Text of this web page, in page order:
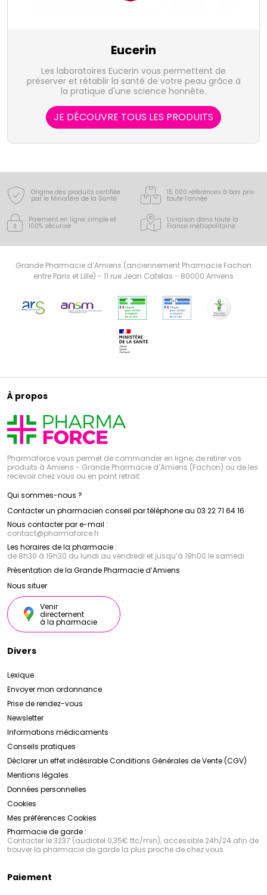
Eucerin
Les laboratoires Eucerin vous permettent de
préserver et rétablir la santé de votre peau grâce à
la pratique d'une science honnête.
JE DÉCOUVRE TOUS LES PRODUITS
Origine des produits certifiée
par le Ministère de la Santé
15 000 références à bas prix
toute l’année
Paiement en ligne simple et
100% sécurisé
Livraison dans toute la
France métropolitaine
Grande Pharmacie d’Amiens (anciennement Pharmacie Fachon
entre Paris et Lille) - 11 rue Jean Catelas - 80000 Amiens
À propos
Pharmaforce vous permet de commander en ligne, de retirer vos
produits à Amiens - Grande Pharmacie d’Amiens (Fachon) ou de les
recevoir chez vous ou en point retrait
Qui sommes-nous ?
Contacter un pharmacien conseil par téléphone au 03 22 71 64 16
Nous contacter par e-mail :
contact@pharmaforce.fr
Les horaires de la pharmacie :
de 8h30 à 19h30 du lundi au vendredi et jusqu’à 19h00 le samedi
Présentation de la Grande Pharmacie d’Amiens
Nous situer
Venir
directement
à la pharmacie
Divers
Lexique
Envoyer mon ordonnance
Prise de rendez-vous
Newsletter
Informations médicaments
Conseils pratiques
Déclarer un effet indésirableConditions Générales de Vente (CGV)
Mentions légales
Données personnelles
Cookies
Mes préférences Cookies
Pharmacie de garde :
Contacter le 3237 (audiotel 0,35€ ttc/min), accessible 24h/24 afin de
trouver la pharmacie de garde la plus proche de chez vous
Paiement